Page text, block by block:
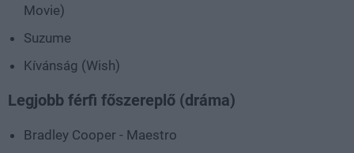
Movie)
Suzume
Kívánság (Wish)
Legjobb férfi főszereplő (dráma)
Bradley Cooper - Maestro